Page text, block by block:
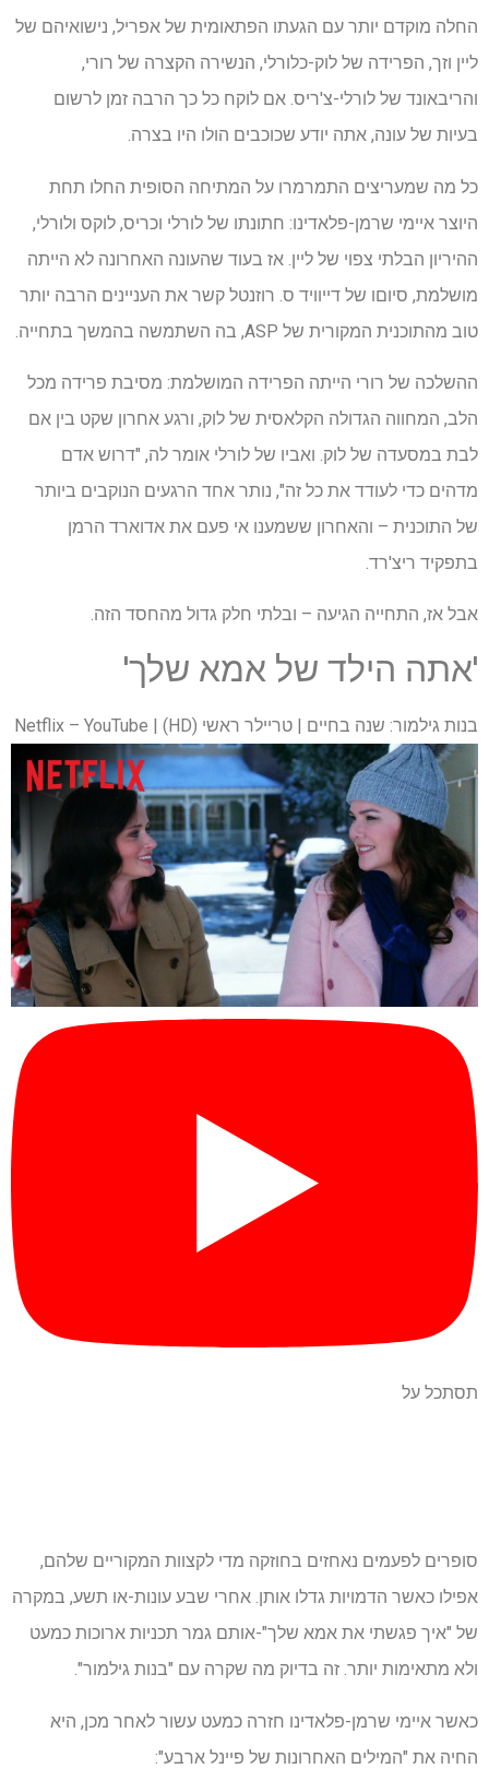
החלה מוקדם יותר עם הגעתו הפתאומית של אפריל, נישואיהם של
ליין וזך, הפרידה של לוק-כלורלי, הנשירה הקצרה של רורי,
והריבאונד של לורלי-צ'ריס. אם לוקח כל כך הרבה זמן לרשום
בעיות של עונה, אתה יודע שכוכבים הולו היו בצרה.
כל מה שמעריצים התמרמרו על המתיחה הסופית החלו תחת
היוצר איימי שרמן-פלאדינו: חתונתו של לורלי וכריס, לוקס ולורלי,
ההיריון הבלתי צפוי של ליין. אז בעוד שהעונה האחרונה לא הייתה
מושלמת, סיוםו של דייוויד ס. רוזנטל קשר את העניינים הרבה יותר
טוב מהתוכנית המקורית של ASP, בה השתמשה בהמשך בתחייה.
ההשלכה של רורי הייתה הפרידה המושלמת: מסיבת פרידה מכל
הלב, המחווה הגדולה הקלאסית של לוק, ורגע אחרון שקט בין אם
לבת במסעדה של לוק. ואביו של לורלי אומר לה, "דרוש אדם
מדהים כדי לעודד את כל זה", נותר אחד הרגעים הנוקבים ביותר
של התוכנית – והאחרון ששמענו אי פעם את אדוארד הרמן
בתפקיד ריצ'רד.
אבל אז, התחייה הגיעה – ובלתי חלק גדול מהחסד הזה.
'אתה הילד של אמא שלך'
בנות גילמור: שנה בחיים | טריילר ראשי (HD) | Netflix – YouTube
תסתכל על
סופרים לפעמים נאחזים בחוזקה מדי לקצוות המקוריים שלהם,
אפילו כאשר הדמויות גדלו אותן. אחרי שבע עונות-או תשע, במקרה
של "איך פגשתי את אמא שלך"-אותם גמר תכניות ארוכות כמעט
ולא מתאימות יותר. זה בדיוק מה שקרה עם "בנות גילמור".
כאשר איימי שרמן-פלאדינו חזרה כמעט עשור לאחר מכן, היא
החיה את "המילים האחרונות של פיינל ארבע":